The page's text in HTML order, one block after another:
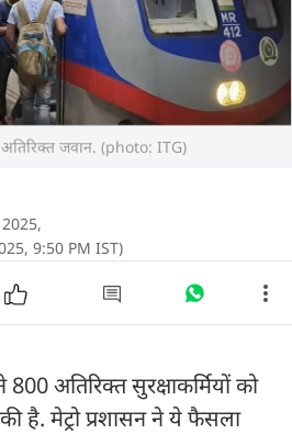
अतिरिक्त जवान. (photo: ITG)
9:50 PM IST)
800 अतिरिक्त सुरक्षाकर्मियों को
है. मेट्रो प्रशासन ने ये फैसला